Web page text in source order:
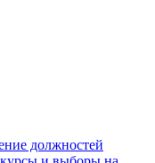
должностей